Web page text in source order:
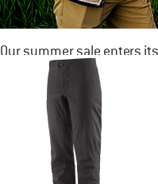
Our summer sale enters
NOW UP